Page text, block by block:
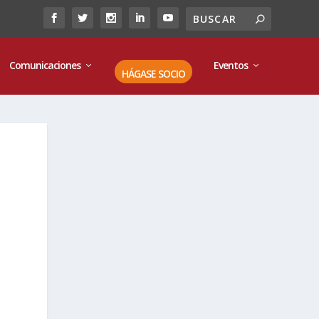
Comunicaciones
HÁGASE SOCIO
Eventos